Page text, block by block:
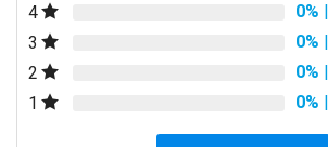
4
0%
3
0%
2
0%
1
0%